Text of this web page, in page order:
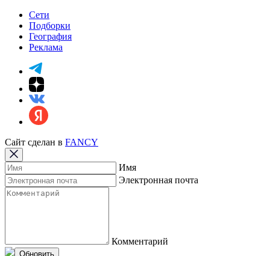
Сети
Подборки
География
Реклама
Сайт сделан в FANCY
Имя
Электронная почта
Комментарий
Обновить